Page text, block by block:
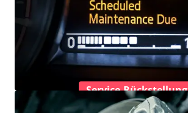
Service-Rückstellung